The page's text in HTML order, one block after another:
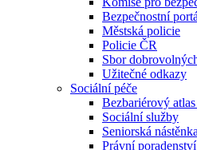
Bezpečnostní
Městská policie
Policie ČR
Sbor
Užitečné odkazy
Sociální péče
Bezbariérový
Sociální služby
Seniorská nástěnka
Právní poradenství